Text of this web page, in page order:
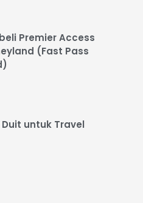
Premier Access
(Fast Pass
untuk Travel